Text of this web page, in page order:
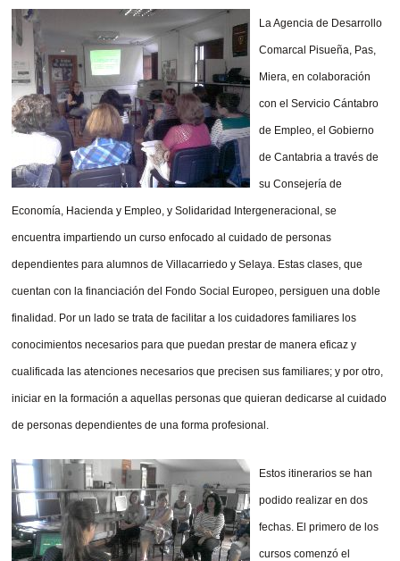
La Agencia de Desarrollo
Comarcal Pisueña, Pas,
Miera, en colaboración
con el Servicio Cántabro
de Empleo, el Gobierno
de Cantabria a través de
su Consejería de
Economía, Hacienda y Empleo, y Solidaridad Intergeneracional, se
encuentra impartiendo un curso enfocado al cuidado de personas
dependientes para alumnos de Villacarriedo y Selaya. Estas clases, que
cuentan con la financiación del Fondo Social Europeo, persiguen una doble
finalidad. Por un lado se trata de facilitar a los cuidadores familiares los
conocimientos necesarios para que puedan prestar de manera eficaz y
cualificada las atenciones necesarios que precisen sus familiares; y por otro,
iniciar en la formación a aquellas personas que quieran dedicarse al cuidado
de personas dependientes de una forma profesional.
Estos itinerarios se han
podido realizar en dos
fechas. El primero de los
cursos comenzó el